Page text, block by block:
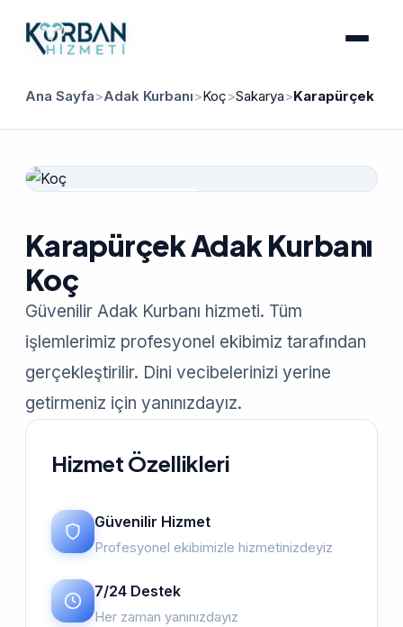
Ana Sayfa>Adak Kurbanı>Koç>Sakarya>Karapürçek
Karapürçek Adak Kurbanı
Koç
Güvenilir Adak Kurbanı hizmeti. Tüm
işlemlerimiz profesyonel ekibimiz tarafından
gerçekleştirilir. Dini vecibelerinizi yerine
getirmeniz için yanınızdayız.
Hizmet Özellikleri
Güvenilir Hizmet
Profesyonel ekibimizle hizmetinizdeyiz
7/24 Destek
Her zaman yanınızdayız